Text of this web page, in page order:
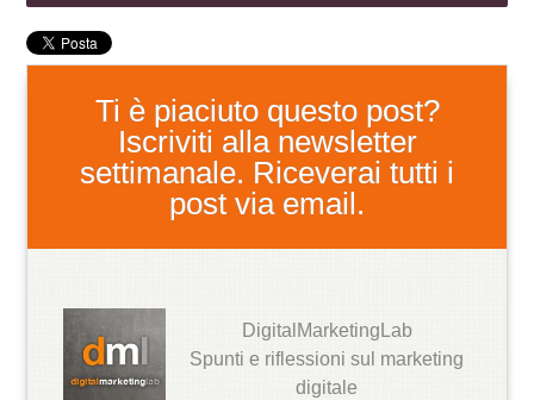
Ti è piaciuto questo post?
Iscriviti alla newsletter
settimanale. Riceverai tutti i
post via email.
DigitalMarketingLab
Spunti e riflessioni sul marketing
digitale